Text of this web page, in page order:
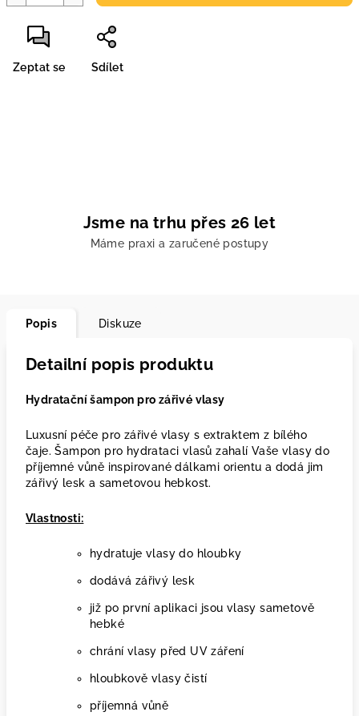
Zeptat se Sdílet
Jsme na trhu přes 26 let
Máme praxi a zaručené postupy
Popis Diskuze
Detailní popis produktu
Hydratační šampon pro zářivé vlasy
Luxusní péče pro zářivé vlasy s extraktem z bílého
čaje. Šampon pro hydrataci vlasů zahalí Vaše vlasy do
příjemné vůně inspirované dálkami orientu a dodá jim
zářivý lesk a sametovou hebkost.
Vlastnosti:
hydratuje vlasy do hloubky
dodává zářivý lesk
již po první aplikaci jsou vlasy sametově
hebké
chrání vlasy před UV záření
hloubkově vlasy čistí
příjemná vůně